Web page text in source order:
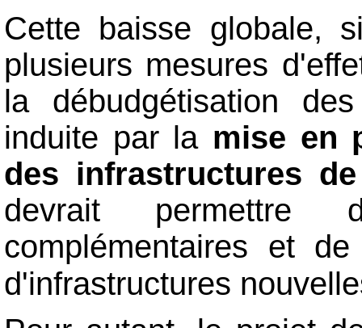
Cette baisse globale,
plusieurs mesures
la débudgétisation
induite par la mise en
des infrastructures
devrait permettre
complémentaires et
d'infrastructures